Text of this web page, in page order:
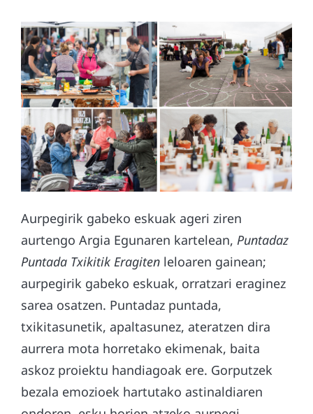
Aurpegirik gabeko eskuak ageri ziren
aurtengo Argia Egunaren kartelean, Puntadaz
Puntada Txikitik Eragiten leloaren gainean;
aurpegirik gabeko eskuak, orratzari eraginez
sarea osatzen. Puntadaz puntada,
txikitasunetik, apaltasunez, ateratzen dira
aurrera mota horretako ekimenak, baita
askoz proiektu handiagoak ere. Gorputzek
bezala emozioek hartutako astinaldiaren